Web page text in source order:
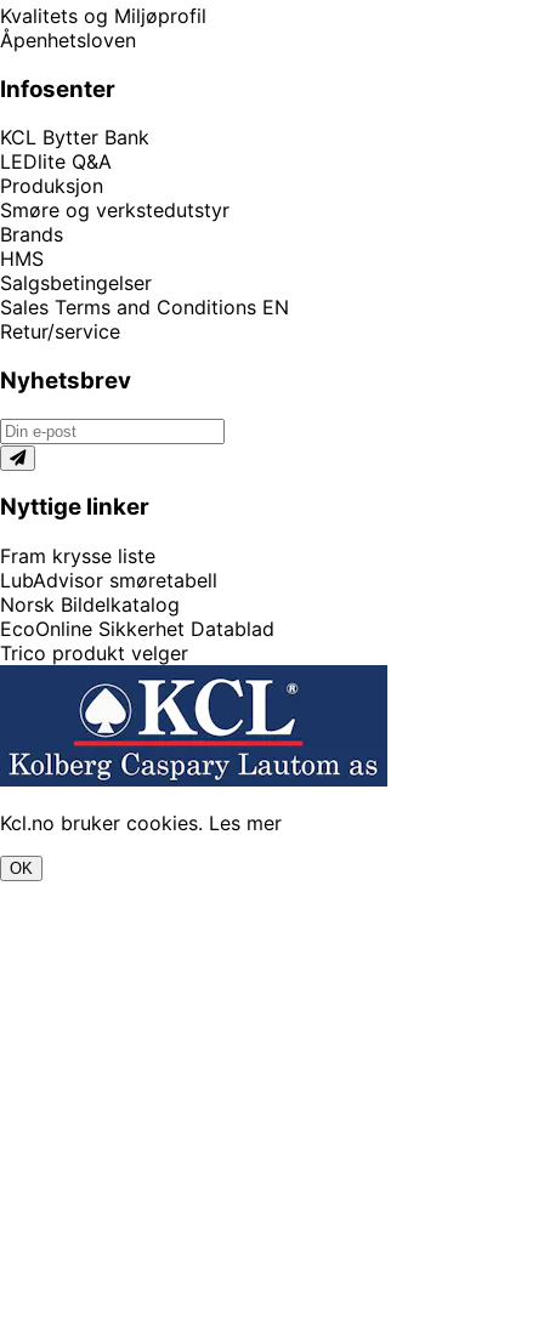
Kvalitets og Miljøprofil
Åpenhetsloven
Infosenter
KCL Bytter Bank
LEDlite Q&A
Produksjon
Smøre og verkstedutstyr
Brands
HMS
Salgsbetingelser
Sales Terms and Conditions EN
Retur/service
Nyhetsbrev
Nyttige linker
Fram krysse liste
LubAdvisor smøretabell
Norsk Bildelkatalog
EcoOnline Sikkerhet Datablad
Trico produkt velger
Kcl.no bruker cookies. Les mer
OK